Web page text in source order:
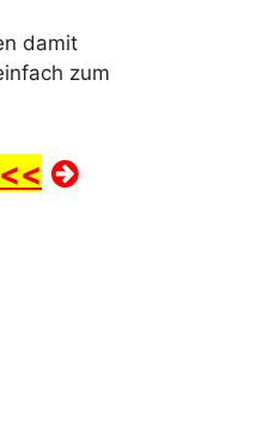
damit
zum